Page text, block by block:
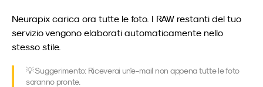
Neurapix carica ora tutte le foto. I RAW restanti del tuo
servizio vengono elaborati automaticamente nello
stesso stile.
💡 Suggerimento: Riceverai un'e-mail non appena tutte le foto
saranno pronte.